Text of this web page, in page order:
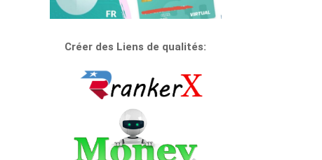
Créer des Liens de qualités: